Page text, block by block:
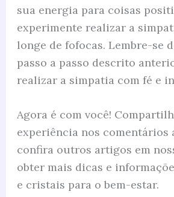
sua energia para coisas
experimente realizar a
longe de fofocas. Lembre-se
passo a passo descrito
realizar a simpatia com fé e
Agora é com você!
experiência nos comentários
confira outros artigos em
obter mais dicas e
e cristais para o bem-estar.